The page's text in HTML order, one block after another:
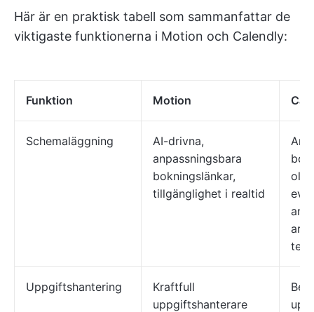
Här är en praktisk tabell som sammanfattar de
viktigaste funktionerna i Motion och Calendly:
Funktion Motion
Schemaläggning
AI-drivna,
anpassningsbara
bokningslänkar,
tillgänglighet i realtid
Uppgiftshantering
Kraftfull
uppgiftshanterare